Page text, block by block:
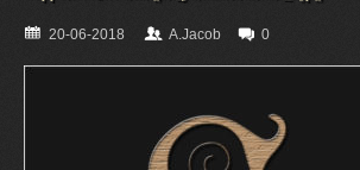
20-06-2018 A.Jacob 0